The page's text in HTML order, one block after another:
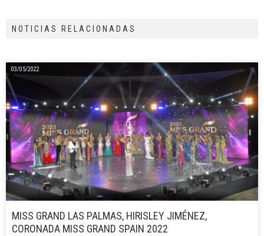
NOTICIAS RELACIONADAS
03/05/2022
MISS GRAND LAS PALMAS, HIRISLEY JIMÉNEZ,
CORONADA MISS GRAND SPAIN 2022